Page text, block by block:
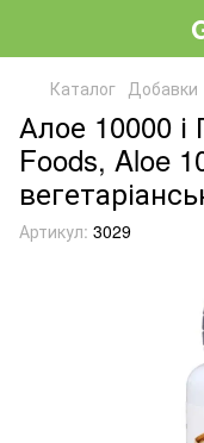
Каталог Добавки
Алое 10000 і
Foods, Aloe
Артикул: 3029